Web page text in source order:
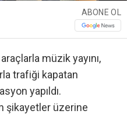
ABONE OL
müzik yayını,
trafiği kapatan
yapıldı.
şikayetler üzerine